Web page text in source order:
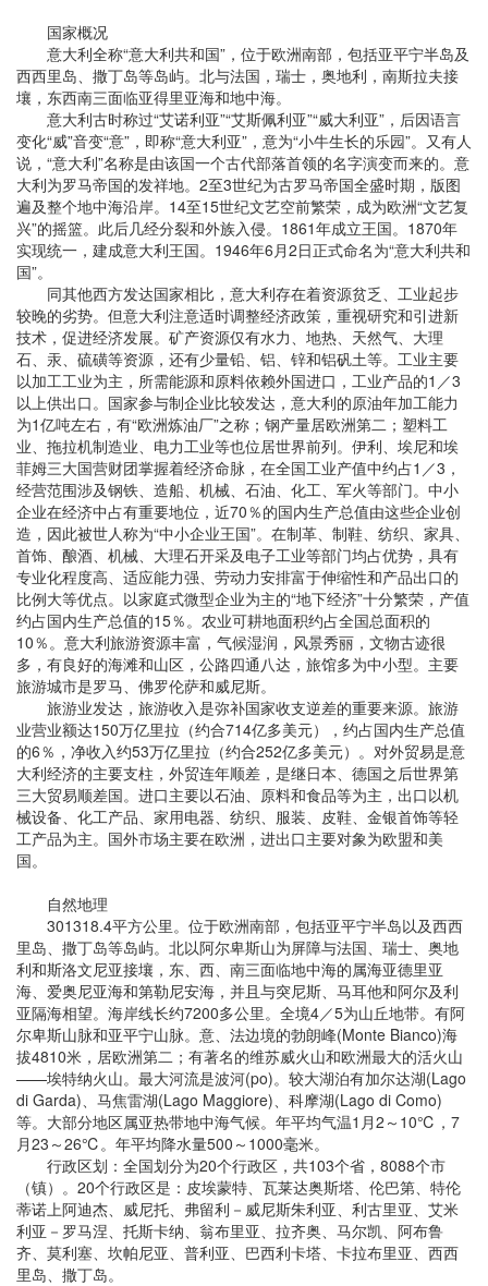
国家概况
意大利全称“意大利共和国”，位于欧洲南部，包括亚平宁半岛及
西西里岛、撒丁岛等岛屿。北与法国，瑞士，奥地利，南斯拉夫接
壤，东西南三面临亚得里亚海和地中海。
意大利古时称过“艾诺利亚”“艾斯佩利亚”“威大利亚”，后因语言
变化“威”音变“意”，即称“意大利亚”，意为“小牛生长的乐园”。又有人
说，“意大利”名称是由该国一个古代部落首领的名字演变而来的。意
大利为罗马帝国的发祥地。2至3世纪为古罗马帝国全盛时期，版图
遍及整个地中海沿岸。14至15世纪文艺空前繁荣，成为欧洲“文艺复
兴”的摇篮。此后几经分裂和外族入侵。1861年成立王国。1870年
实现统一，建成意大利王国。1946年6月2日正式命名为“意大利共和
国”。
同其他西方发达国家相比，意大利存在着资源贫乏、工业起步
较晚的劣势。但意大利注意适时调整经济政策，重视研究和引进新
技术，促进经济发展。矿产资源仅有水力、地热、天然气、大理
石、汞、硫磺等资源，还有少量铅、铝、锌和铝矾土等。工业主要
以加工工业为主，所需能源和原料依赖外国进口，工业产品的1／3
以上供出口。国家参与制企业比较发达，意大利的原油年加工能力
为1亿吨左右，有“欧洲炼油厂”之称；钢产量居欧洲第二；塑料工
业、拖拉机制造业、电力工业等也位居世界前列。伊利、埃尼和埃
菲姆三大国营财团掌握着经济命脉，在全国工业产值中约占1／3，
经营范围涉及钢铁、造船、机械、石油、化工、军火等部门。中小
企业在经济中占有重要地位，近70％的国内生产总值由这些企业创
造，因此被世人称为“中小企业王国”。在制革、制鞋、纺织、家具、
首饰、酿酒、机械、大理石开采及电子工业等部门均占优势，具有
专业化程度高、适应能力强、劳动力安排富于伸缩性和产品出口的
比例大等优点。以家庭式微型企业为主的“地下经济”十分繁荣，产值
约占国内生产总值的15％。农业可耕地面积约占全国总面积的
10％。意大利旅游资源丰富，气候湿润，风景秀丽，文物古迹很
多，有良好的海滩和山区，公路四通八达，旅馆多为中小型。主要
旅游城市是罗马、佛罗伦萨和威尼斯。
旅游业发达，旅游收入是弥补国家收支逆差的重要来源。旅游
业营业额达150万亿里拉（约合714亿多美元），约占国内生产总值
的6％，净收入约53万亿里拉（约合252亿多美元）。对外贸易是意
大利经济的主要支柱，外贸连年顺差，是继日本、德国之后世界第
三大贸易顺差国。进口主要以石油、原料和食品等为主，出口以机
械设备、化工产品、家用电器、纺织、服装、皮鞋、金银首饰等轻
工产品为主。国外市场主要在欧洲，进出口主要对象为欧盟和美
国。
自然地理
301318.4平方公里。位于欧洲南部，包括亚平宁半岛以及西西
里岛、撒丁岛等岛屿。北以阿尔卑斯山为屏障与法国、瑞士、奥地
利和斯洛文尼亚接壤，东、西、南三面临地中海的属海亚德里亚
海、爱奥尼亚海和第勒尼安海，并且与突尼斯、马耳他和阿尔及利
亚隔海相望。海岸线长约7200多公里。全境4／5为山丘地带。有阿
尔卑斯山脉和亚平宁山脉。意、法边境的勃朗峰(Monte Bianco)海
拔4810米，居欧洲第二；有著名的维苏威火山和欧洲最大的活火山
——埃特纳火山。最大河流是波河(po)。较大湖泊有加尔达湖(Lago
di Garda)、马焦雷湖(Lago Maggiore)、科摩湖(Lago di Como)
等。大部分地区属亚热带地中海气候。年平均气温1月2～10℃，7
月23～26℃。年平均降水量500～1000毫米。
行政区划：全国划分为20个行政区，共103个省，8088个市
（镇）。20个行政区是：皮埃蒙特、瓦莱达奥斯塔、伦巴第、特伦
蒂诺上阿迪杰、威尼托、弗留利－威尼斯朱利亚、利古里亚、艾米
利亚－罗马涅、托斯卡纳、翁布里亚、拉齐奥、马尔凯、阿布鲁
齐、莫利塞、坎帕尼亚、普利亚、巴西利卡塔、卡拉布里亚、西西
里岛、撒丁岛。